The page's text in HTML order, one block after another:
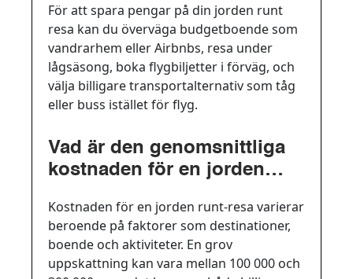
För att spara pengar på din jorden runt
resa kan du överväga budgetboende som
vandrarhem eller Airbnbs, resa under
lågsäsong, boka flygbiljetter i förväg, och
välja billigare transportalternativ som tåg
eller buss istället för flyg.
Vad är den genomsnittliga
kostnaden för en jorden
Kostnaden för en jorden runt-resa varierar
beroende på faktorer som destinationer,
boende och aktiviteter. En grov
uppskattning kan vara mellan 100 000 och